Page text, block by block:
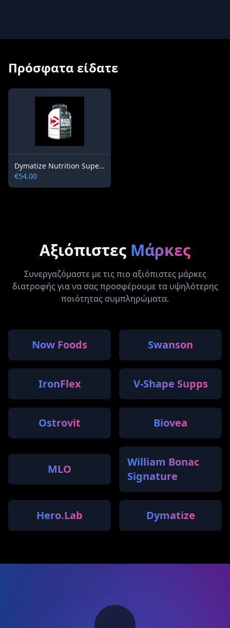
Πρόσφατα είδατε
Dymatize Nutrition Super Mass Gainer
€54.00
Αξιόπιστες Μάρκες
Συνεργαζόμαστε με τις πιο αξιόπιστες μάρκες
διατροφής για να σας προσφέρουμε τα υψηλότερης
ποιότητας συμπληρώματα.
Now Foods Swanson
IronFlex V-Shape Supps
Ostrovit Biovea
MLO
William Bonac
Signature
Hero.Lab Dymatize